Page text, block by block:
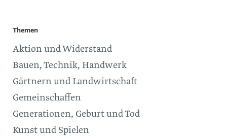
Themen
Aktion und Widerstand
Bauen, Technik, Handwerk
Gärtnern und Landwirtschaft
Gemeinschaffen
Generationen, Geburt und Tod
Kunst und Spielen